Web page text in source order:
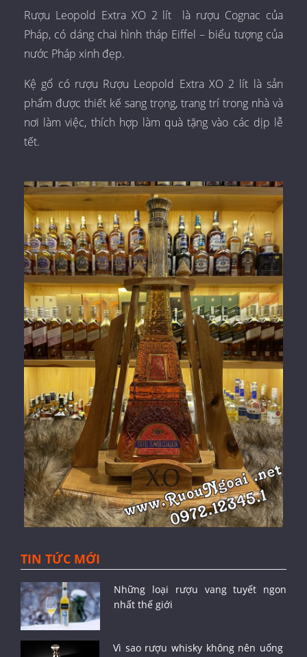
Rượu Leopold Extra XO 2 lít là rượu Cognac của
Pháp, có dáng chai hình tháp Eiffel – biểu tượng của
nước Pháp xinh đẹp.
Kệ gổ có rượu Rượu Leopold Extra XO 2 lít là sản
phẩm được thiết kế sang trọng, trang trí trong nhà và
nơi làm việc, thích hợp làm quà tặng vào các dịp lễ
tết.
TIN TỨC MỚI
Những loại rượu vang tuyết ngon
nhất thế giới
Vì sao rượu whisky không nên uống